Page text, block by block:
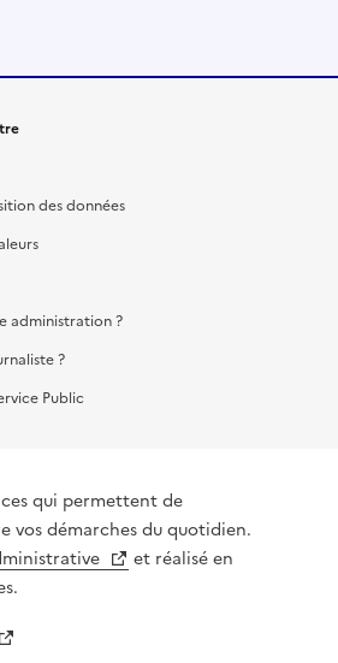
des données
administration ?
?
Public
qui permettent de
vos démarches du quotidien.
et réalisé en